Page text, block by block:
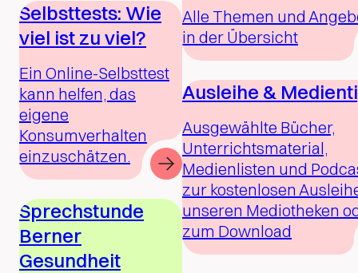
Selbsttests: Wie
viel ist zu viel?
Ein Online-Selbsttest
kann helfen, das
eigene
Konsumverhalten
einzuschätzen.
Sprechstunde
Berner
Gesundheit
Alle Themen und
in der Übersicht
Ausleihe &
Ausgewählte Bücher,
Unterrichtsmaterial,
Medienlisten und
zur kostenlosen
unseren Mediotheken
zum Download